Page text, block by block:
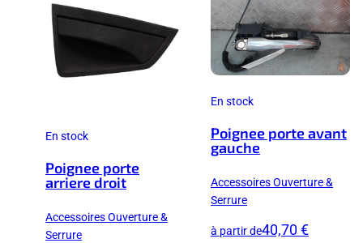
En stock
Poignee porte
arriere droit
Accessoires Ouverture &
Serrure
En stock
Poignee porte avant
gauche
Accessoires Ouverture &
Serrure
à partir de40,70 €